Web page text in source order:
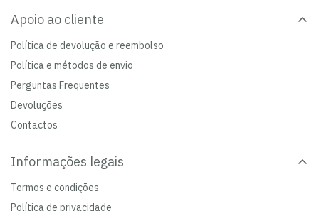
Apoio ao cliente
Política de devolução e reembolso
Política e métodos de envio
Perguntas Frequentes
Devoluções
Contactos
Informações legais
Termos e condições
Política de privacidade